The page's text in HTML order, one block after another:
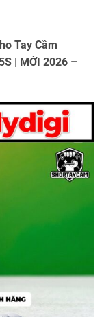
Tay Cầm
| MỚI 2026 –